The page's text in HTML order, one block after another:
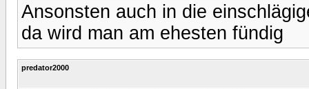
Ansonsten auch in die
da wird man am ehesten fündig
predator2000